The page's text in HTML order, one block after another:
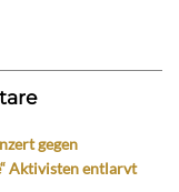
gegen
Aktivisten entlarvt